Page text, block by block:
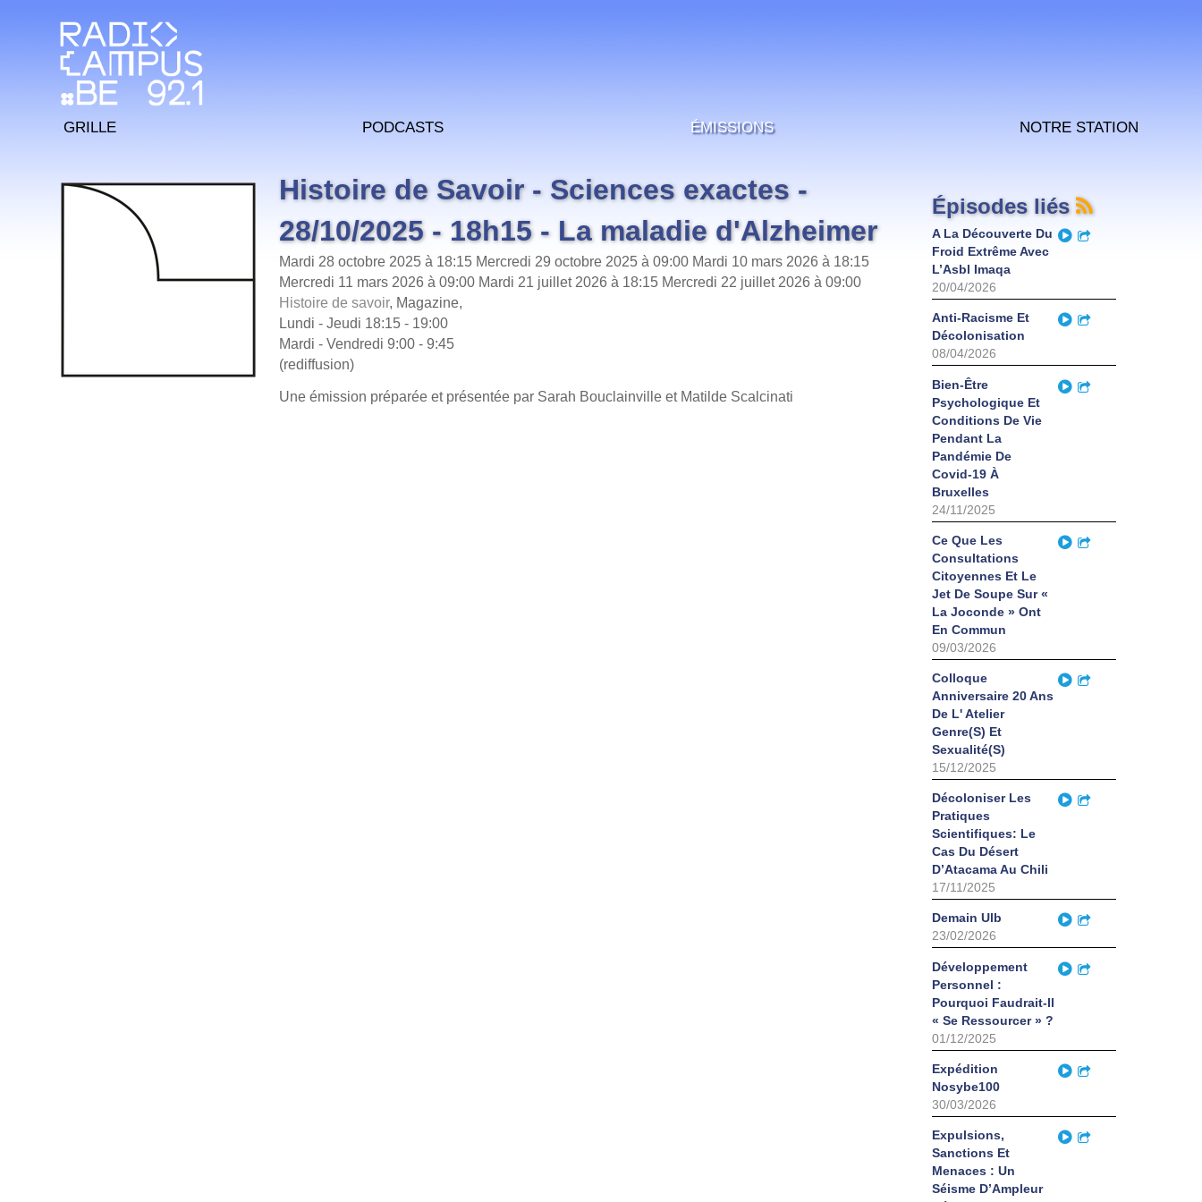
Grille Podcasts Émissions Notre station
Histoire de Savoir - Sciences exactes -
28/10/2025 - 18h15 - La maladie d'Alzheimer
Mardi 28 octobre 2025 à 18:15 Mercredi 29 octobre 2025 à 09:00 Mardi 10 mars 2026 à 18:15
Mercredi 11 mars 2026 à 09:00 Mardi 21 juillet 2026 à 18:15 Mercredi 22 juillet 2026 à 09:00
Histoire de savoir, Magazine,
Lundi - Jeudi 18:15 - 19:00
Mardi - Vendredi 9:00 - 9:45
(rediffusion)
Une émission préparée et présentée par Sarah Bouclainville et Matilde Scalcinati
Épisodes liés
A La Découverte Du
Froid Extrême Avec
L’Asbl Imaqa
20/04/2026
Play
Anti-Racisme Et
Décolonisation
08/04/2026
Play
Bien-Être
Psychologique Et
Conditions De Vie
Pendant La
Pandémie De
Covid-19 À
Bruxelles
24/11/2025
Play
Ce Que Les
Consultations
Citoyennes Et Le
Jet De Soupe Sur «
La Joconde » Ont
En Commun
09/03/2026
Play
Colloque
Anniversaire 20 Ans
De L' Atelier
Genre(S) Et
Sexualité(S)
15/12/2025
Play
Décoloniser Les
Pratiques
Scientifiques: Le
Cas Du Désert
D’Atacama Au Chili
17/11/2025
Play
Demain Ulb
23/02/2026
Play
Développement
Personnel :
Pourquoi Faudrait-Il
« Se Ressourcer » ?
01/12/2025
Play
Expédition
Nosybe100
30/03/2026
Play
Expulsions,
Sanctions Et
Menaces : Un
Séisme D’Ampleur
Play